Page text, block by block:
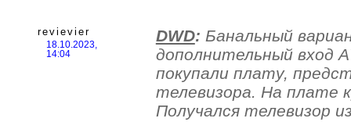
revievier
18.10.2023,
14:04
DWD: Банальный
дополнительный вход
покупали плату,
телевизора. На плате
Получался телевизор